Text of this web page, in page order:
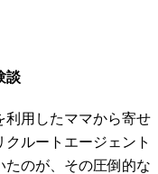
談
利用したママから寄せ
ルートエージェント
のが、その圧倒的な